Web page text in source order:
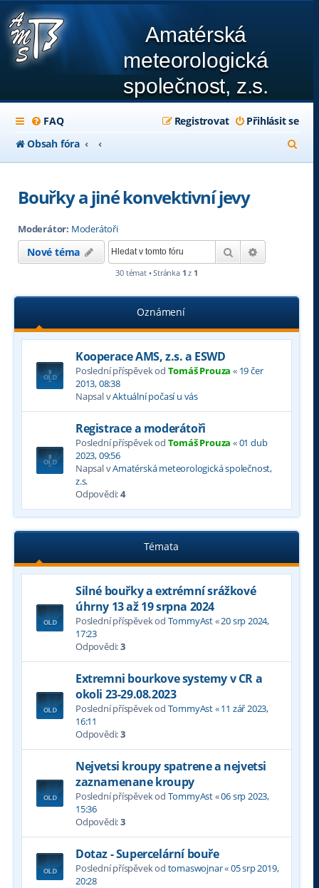
Amatérská
meteorologická
společnost, z.s.
FAQ Přihlásit se
Registrovat
Obsah fóra
l
Bouřky a jiné konvektivní jevy
Moderátor: Moderátoři
Nové téma Hledat
30 témat • Stránka 1 z 1
Oznámení
Kooperace AMS, z.s. a ESWD
Poslední příspěvek od Tomáš Prouza « 19 čer
2013, 08:38
Napsal vAktuální počasí u vás
Registrace a moderátoři
Poslední příspěvek od Tomáš Prouza «01 dub
2023, 09:56
Napsal vAmatérská meteorologická společnost,
z.s.
Odpovědi:4
Témata
Silné bouřky a extrémní srážkové
úhrny 13 až 19 srpna 2024
Poslední příspěvek od TommyAst«20 srp 2024,
17:23
Odpovědi:3
Extremni bourkove systemy v CR a
okoli 23-29.08.2023
Poslední příspěvek od TommyAst«11 zář 2023,
16:11
Odpovědi:3
Nejvetsi kroupy spatrene a nejvetsi
zaznamenane kroupy
Poslední příspěvek od TommyAst«06 srp 2023,
15:36
Odpovědi:3
Dotaz - Supercelární bouře
Poslední příspěvek od tomaswojnar«05 srp 2019,
20:28